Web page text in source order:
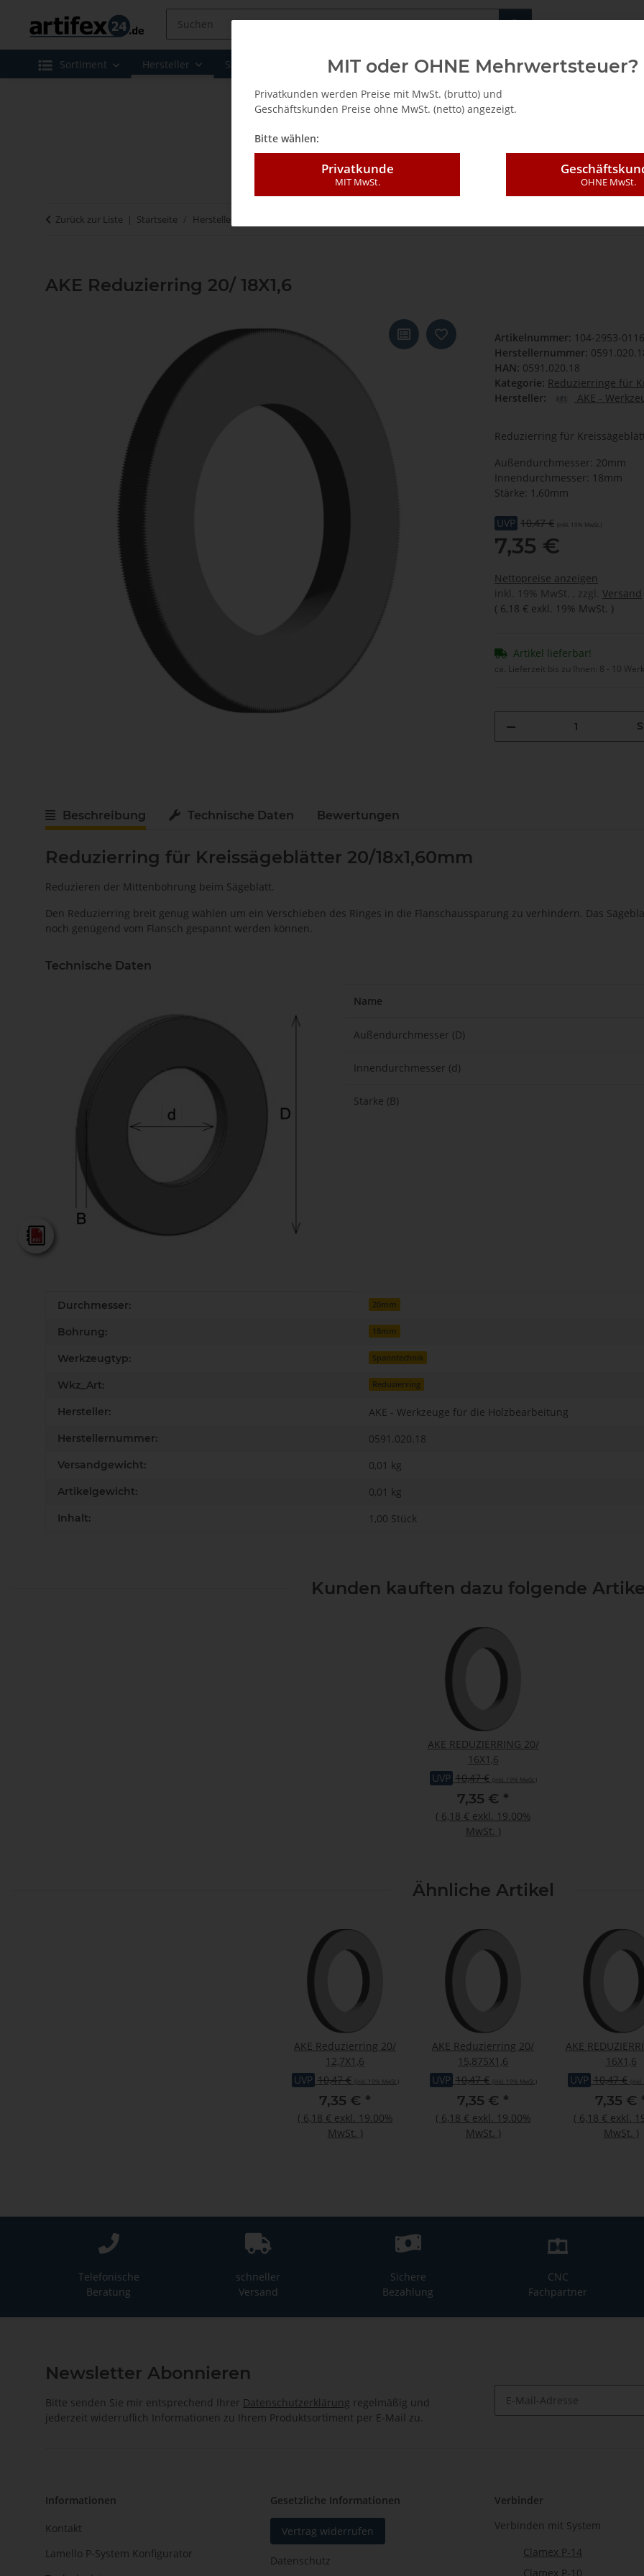
Fachshop für
Sortiment Hersteller Sale Leasing / Mietkauf
Zurück zur Liste Startseite Hersteller
AKE Reduzierring 20/ 18X1,6
Artikelnummer: 104-2953-
Herstellernummer:
HAN: 0591.020.18
Kategorie: Reduzierringe für
Hersteller:
AKE -
Reduzierring für
Außendurchmesser: 20mm
Innendurchmesser: 18mm
Stärke: 1,60mm
UVP 10,47 € (inkl. 19% MwSt.)
7,35 €
Nettopreise anzeigen
inkl. 19% MwSt. , zzgl. Versand
( 6,18 € exkl. 19% MwSt. )
Artikel lieferbar!
ca. Lieferzeit bis zu Ihnen: 8 - 10
Beschreibung Technische Daten Bewertungen
Reduzierring für Kreissägeblätter 20/18x1,60mm
Reduzieren der Mittenbohrung beim Sägeblatt.
Den Reduzierring breit genug wählen um ein Verschieben des Ringes in die Flanschaussparung zu verhindern. Das
noch genügend vom Flansch gespannt werden können.
Technische Daten
Name
Außendurchmesser (D)
Innendurchmesser (d)
Stärke (B)
Produkteigenschaft
Wert
Durchmesser: 20mm
Bohrung: 18mm
Werkzeugtyp: Spanntechnik
Wkz_Art: Reduzierring
Hersteller: AKE - Werkzeuge für die Holzbearbeitung
Herstellernummer: 0591.020.18
Versandgewicht: 0,01 kg
Artikelgewicht: 0,01 kg
Inhalt: 1,00 Stück
Kunden kauften dazu folgende
AKE REDUZIERRING 20/
16X1,6
UVP 10,47 € (inkl. 19% MwSt.)
7,35 € *
( 6,18 € exkl. 19.00%
MwSt. )
Ähnliche Artikel
AKE Reduzierring 20/
12,7X1,6
UVP 10,47 € (inkl. 19% MwSt.)
7,35 € *
( 6,18 € exkl. 19.00%
MwSt. )
AKE Reduzierring 20/
15,875X1,6
UVP 10,47 € (inkl. 19% MwSt.)
7,35 € *
( 6,18 € exkl. 19.00%
MwSt. )
AKE
16X1,6
UVP 10,47 €
7,35 €
( 6,18 € exkl.
MwSt. )
Telefonische
Beratung
schneller
Versand
Sichere
Bezahlung
CNC
Fachpartner
Newsletter Abonnieren
Bitte senden Sie mir entsprechend Ihrer Datenschutzerklärung regelmäßig und
jederzeit widerruflich Informationen zu Ihrem Produktsortiment per E-Mail zu.
Informationen
Kontakt
Lamello P-System Konfigurator
Gesetzliche Informationen
Vertrag widerrufen
Datenschutz
Verbinder
Verbinden mit System
Clamex P-14
Clamex P-10
AKE - Gesamtkatalog
MIT oder OHNE Mehrwertsteuer?
Privatkunden werden Preise mit MwSt. (brutto) und
Geschäftskunden Preise ohne MwSt. (netto) angezeigt.
Bitte wählen:
Privatkunde
MIT MwSt. OHNE MwSt.